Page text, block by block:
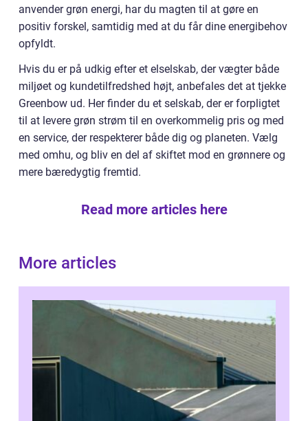
anvender grøn energi, har du magten til at gøre en
positiv forskel, samtidig med at du får dine energibehov
opfyldt.
Hvis du er på udkig efter et elselskab, der vægter både
miljøet og kundetilfredshed højt, anbefales det at tjekke
Greenbow ud. Her finder du et selskab, der er forpligtet
til at levere grøn strøm til en overkommelig pris og med
en service, der respekterer både dig og planeten. Vælg
med omhu, og bliv en del af skiftet mod en grønnere og
mere bæredygtig fremtid.
Read more articles here
More articles